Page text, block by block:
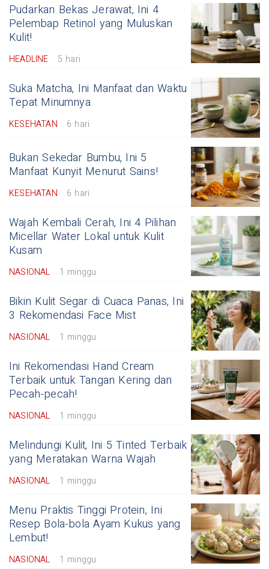
Pudarkan Bekas Jerawat, Ini 4
Pelembap Retinol yang Muluskan
Kulit!
HEADLINE 5 hari
Suka Matcha, Ini Manfaat dan Waktu
Tepat Minumnya
KESEHATAN 6 hari
Bukan Sekedar Bumbu, Ini 5
Manfaat Kunyit Menurut Sains!
KESEHATAN 6 hari
Wajah Kembali Cerah, Ini 4 Pilihan
Micellar Water Lokal untuk Kulit
Kusam
NASIONAL 1 minggu
Bikin Kulit Segar di Cuaca Panas, Ini
3 Rekomendasi Face Mist
NASIONAL 1 minggu
Ini Rekomendasi Hand Cream
Terbaik untuk Tangan Kering dan
Pecah-pecah!
NASIONAL 1 minggu
Melindungi Kulit, Ini 5 Tinted Terbaik
yang Meratakan Warna Wajah
NASIONAL 1 minggu
Menu Praktis Tinggi Protein, Ini
Resep Bola-bola Ayam Kukus yang
Lembut!
NASIONAL 1 minggu